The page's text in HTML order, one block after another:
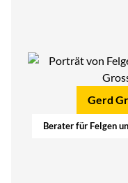
Gerd
Berater für Felgen